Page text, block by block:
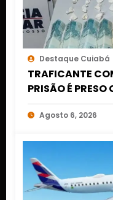
Destaque Cuiabá
TRAFICANTE
PRISÃO É PRESO
DINHEIRO NO 1º
Agosto 6, 2026